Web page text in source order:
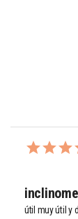
útil muy útil y